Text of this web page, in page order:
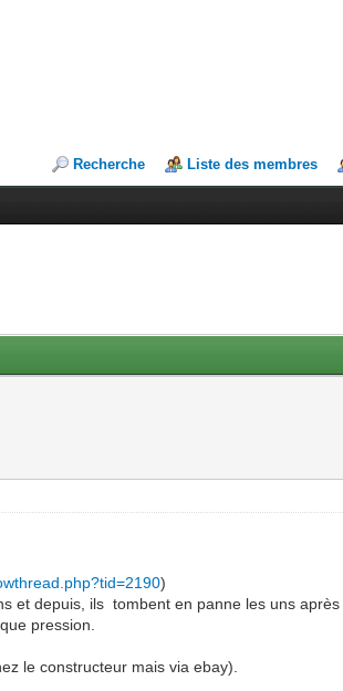
Recherche Liste des membres
)
et depuis, ils tombent en panne les uns après
pression.
le constructeur mais via ebay).